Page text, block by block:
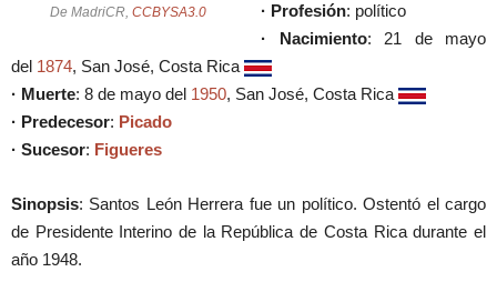
De MadriCR, CCBYSA3.0
· Profesión: político
· Nacimiento: 21 de mayo
del 1874, San José, Costa Rica
· Muerte: 8 de mayo del 1950, San José, Costa Rica
· Predecesor: Picado
· Sucesor: Figueres
Sinopsis: Santos León Herrera fue un político. Ostentó el cargo
de Presidente Interino de la República de Costa Rica durante el
año 1948.